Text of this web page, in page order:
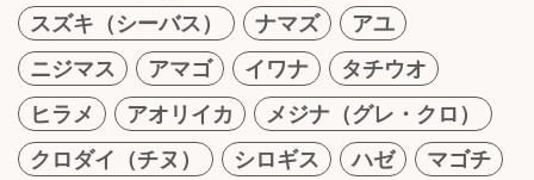
スズキ（シーバス）
ナマズ
アユ
ニジマス
アマゴ イワナ
タチウオ
ヒラメ
アオリイカ
メジナ（グレ・クロ）
クロダイ（チヌ）
シロギス ハゼ
マゴチ